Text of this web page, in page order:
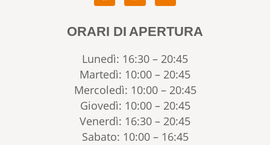
ORARI DI APERTURA
Lunedì: 16:30 – 20:45
Martedì: 10:00 – 20:45
Mercoledì: 10:00 – 20:45
Giovedì: 10:00 – 20:45
Venerdì: 16:30 – 20:45
Sabato: 10:00 – 16:45